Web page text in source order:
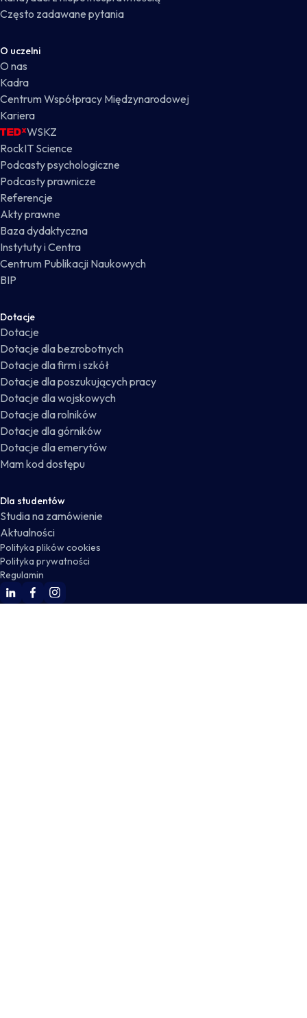
Często zadawane pytania
O uczelni
O nas
Kadra
Centrum Współpracy Międzynarodowej
Kariera
WSKZ
RockIT Science
Podcasty psychologiczne
Podcasty prawnicze
Referencje
Akty prawne
Baza dydaktyczna
Instytuty i Centra
Centrum Publikacji Naukowych
BIP
Dotacje
Dotacje
Dotacje dla bezrobotnych
Dotacje dla firm i szkół
Dotacje dla poszukujących pracy
Dotacje dla wojskowych
Dotacje dla rolników
Dotacje dla górników
Dotacje dla emerytów
Mam kod dostępu
Dla studentów
Studia na zamówienie
Aktualności
Polityka plików cookies
Polityka prywatności
Regulamin
WSKZ Linkedin
WSKZ Facebook
WSKZ Instagram